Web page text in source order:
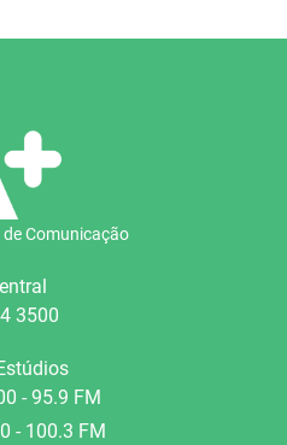
Comunicação
3500
- 95.9 FM
- 100.3 FM